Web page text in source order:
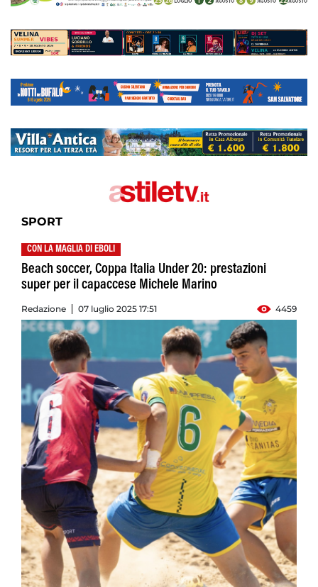
SPORT
CON LA MAGLIA DI EBOLI
Beach soccer, Coppa Italia Under 20: prestazioni
super per il capaccese Michele Marino
Redazione 07 luglio 2025 17:51 4459